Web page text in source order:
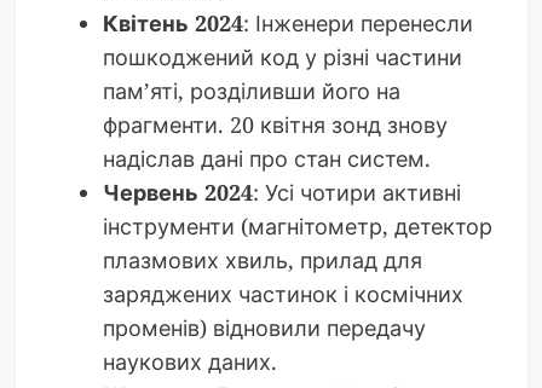
Квітень 2024: Інженери перенесли
пошкоджений код у різні частини
пам’яті, розділивши його на
фрагменти. 20 квітня зонд знову
надіслав дані про стан систем.
Червень 2024: Усі чотири активні
інструменти (магнітометр, детектор
плазмових хвиль, прилад для
заряджених частинок і космічних
променів) відновили передачу
наукових даних.